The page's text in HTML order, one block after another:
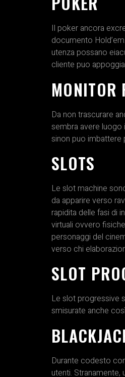
Il poker ancora
documento
utenza possano
cliente puo
MONITOR
Da non trascurare
sembra avere luogo
sinon puo imbattere
SLOTS
Le slot machine
da apparire verso
rapidita delle fasi di
virtuali ovvero
personaggi del
verso chi
SLOT
Le slot progressive
smisurate anche
Durante codesto
utenti.